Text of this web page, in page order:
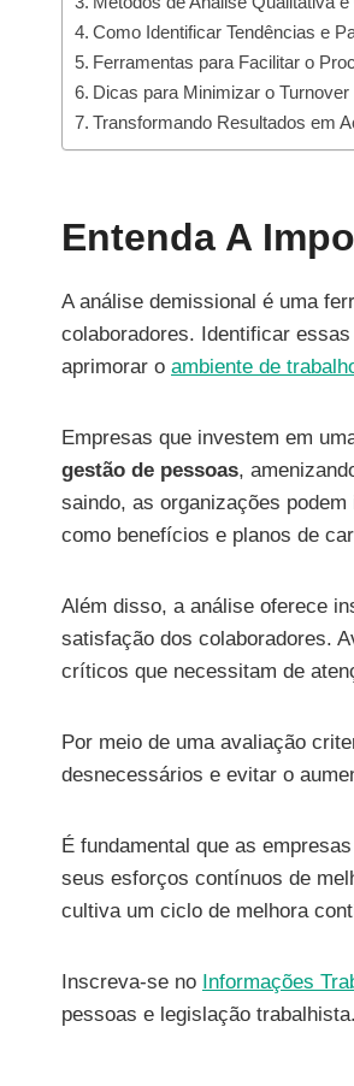
Como Identificar Tendências e
Ferramentas para Facilitar o
Dicas para Minimizar o Turnover
Transformando Resultados em
Entenda A
A análise demissional é uma
colaboradores. Identificar
aprimorar o ambiente de
Empresas que investem em
gestão de pessoas,
saindo, as organizações
como benefícios e planos de
Além disso, a análise oferece
satisfação dos colaboradores.
críticos que necessitam de
Por meio de uma avaliação
desnecessários e evitar o
É fundamental que as
seus esforços contínuos de
cultiva um ciclo de melhora
Inscreva-se no Informações
pessoas e legislação trabalhista.